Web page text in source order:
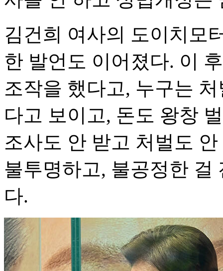
김건희 여사의 도이치모
한 발언도 이어졌다. 이
조작을 했다고, 누구는
다고 보이고, 돈도 왕창
조사도 안 받고 처벌도
불투명하고, 불공정한
다.